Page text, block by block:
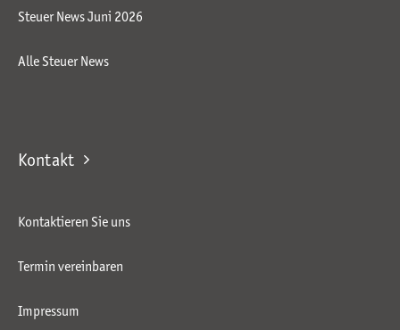
Steuer News Juni 2026
Alle Steuer News
Kontakt
Kontaktieren Sie uns
Termin vereinbaren
Impressum